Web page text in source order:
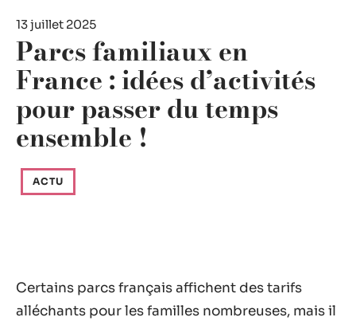
13 juillet 2025
Parcs familiaux en
France : idées d’activités
pour passer du temps
ensemble !
ACTU
Certains parcs français affichent des tarifs
alléchants pour les familles nombreuses, mais il